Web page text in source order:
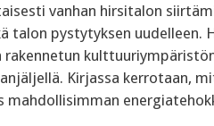
vanhan hirsitalon
talon pystytyksen uudelleen.
Kirjassa kerrotaan,
mahdollisimman